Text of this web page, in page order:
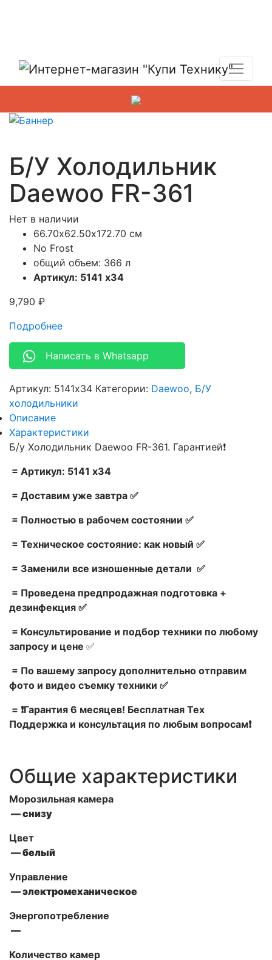
Б/У Холодильник
Daewoo FR-361
Нет в наличии
66.70х62.50х172.70 см
No Frost
общий объем: 366 л
Артикул: 5141 х34
9,790 ₽
Подробнее
Написать в Whatsapp
Артикул: 5141x34 Категории: Daewoo, Б/У
холодильники
Описание
Характеристики
Б/у Холодильник Daewoo FR-361. Гарантией❗
= Артикул: 5141 х34
= Доставим уже завтра ✅
= Полностью в рабочем состоянии ✅
= Техническое состояние: как новый ✅
= Заменили все изношенные детали ✅
= Проведена предпродажная подготовка +
дезинфекция ✅
= Консультирование и подбор техники по любому
запросу и цене ✅
= По вашему запросу дополнительно отправим
фото и видео съемку техники ✅
= ❗Гарантия 6 месяцев! Бесплатная Тех
Поддержка и консультация по любым вопросам❗
Общие характеристики
Морозильная камера
— снизу
Цвет
— белый
Управление
— электромеханическое
Энергопотребление
—
Количество камер